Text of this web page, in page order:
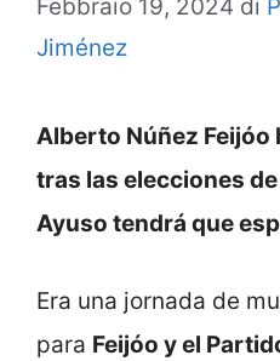
Febbraio 19, 2024 di
Jiménez
Alberto Núñez Feijóo
tras las elecciones
Ayuso tendrá que
Era una jornada de
para Feijóo y el